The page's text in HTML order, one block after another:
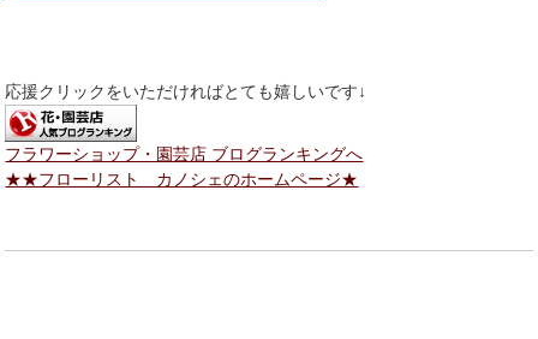
応援クリックをいただければとても嬉しいです↓
フラワーショップ・園芸店 ブログランキングへ
★★フローリスト カノシェのホームページ★